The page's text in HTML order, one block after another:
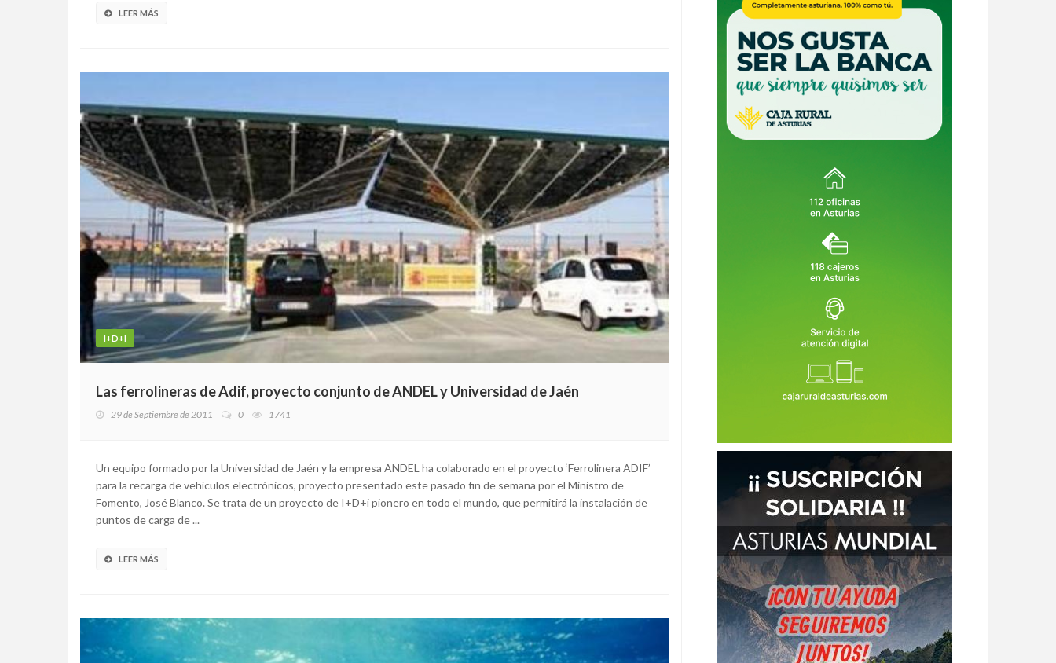
LEER MÁS
I+D+I
Las ferrolineras de Adif, proyecto conjunto de ANDEL y Universidad de Jaén
29 de Septiembre de 2011 0 1741
Un equipo formado por la Universidad de Jaén y la empresa ANDEL ha colaborado en el proyecto ‘Ferrolinera ADIF’
para la recarga de vehículos electrónicos, proyecto presentado este pasado fin de semana por el Ministro de
Fomento, José Blanco. Se trata de un proyecto de I+D+i pionero en todo el mundo, que permitirá la instalación de
puntos de carga de ...
LEER MÁS